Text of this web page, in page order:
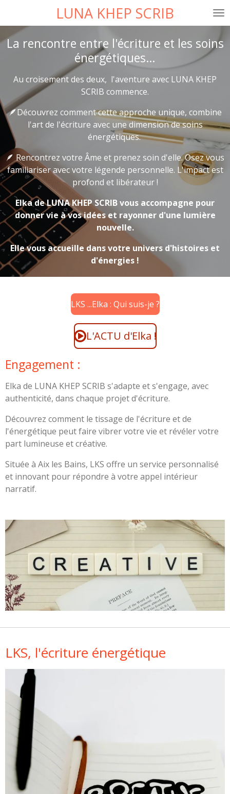
contenu
principal
LUNA KHEP SCRIB
La rencontre entre l'écriture et les soins
énergétiques…
Au croisement des deux, l'aventure avec LUNA KHEP
SCRIB commence.
🪶Découvrez comment cette approche unique, combine
l'art de l'écriture avec une dimension de soins
énergétiques.
🪶 Rencontrez votre Âme et prenez soin d'elle. Osez vous
familiariser avec votre légende personnelle. L'impact est
profond et libérateur !
Elka de LUNA KHEP SCRIB vous accompagne pour
donner vie à vos idées et rayonner d'une lumière
nouvelle.
Elle vous accueille dans votre univers d'histoires et
d'énergies !
LKS ...Elka : Qui suis-je ?
L'ACTU d'Elka !
Engagement :
Elka de LUNA KHEP SCRIB s'adapte et s'engage, avec
authenticité, dans chaque projet d'écriture.
Découvrez comment le tissage de l'écriture et de
l'énergétique peut faire vibrer votre vie et révéler votre
part lumineuse et créative.
Située à Aix les Bains, LKS offre un service personnalisé
et innovant pour répondre à votre appel intérieur
narratif.
LKS, l'écriture énergétique